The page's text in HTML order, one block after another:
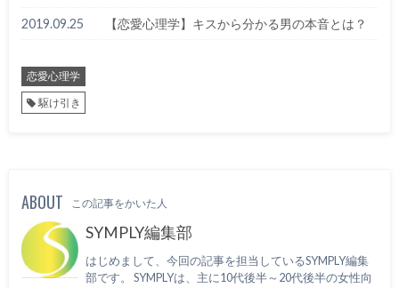
2019.09.25 【恋愛心理学】キスから分かる男の本音とは？
恋愛心理学
駆け引き
ABOUT この記事をかいた人
SYMPLY編集部
はじめまして、今回の記事を担当しているSYMPLY編集
部です。 SYMPLYは、主に10代後半～20代後半の女性向